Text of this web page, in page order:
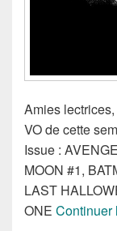
Amies
VO de cette
Issue :
MOON #1,
LAST
ONE Continuer